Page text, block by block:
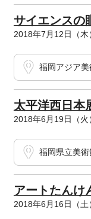
サイエンスの
2018年7月12日（木
福岡アジア美
太平洋西日本
2018年6月19日（火
福岡県立美術
アートたんけ
2018年6月16日（土